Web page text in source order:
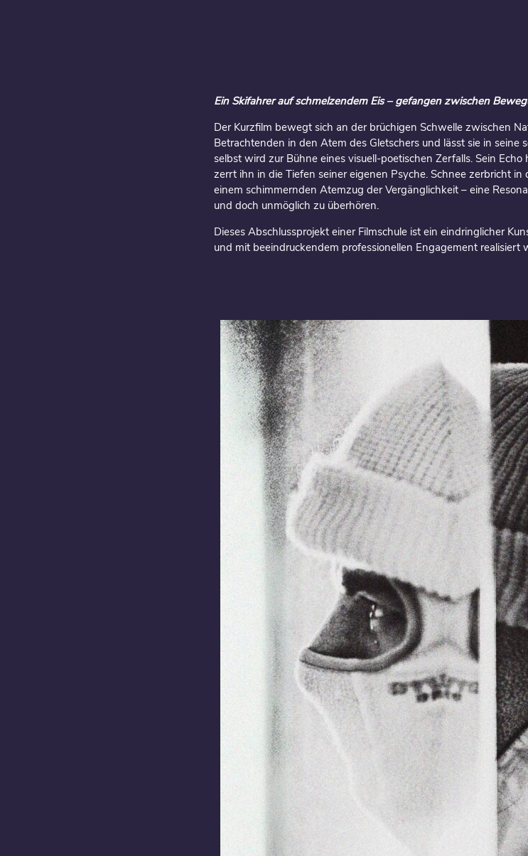
Ein Skifahrer auf schmelzendem Eis – gefangen zwischen
Der Kurzfilm bewegt sich an der brüchigen Schwelle zwischen
Betrachtenden in den Atem des Gletschers und lässt sie in seine
selbst wird zur Bühne eines visuell-poetischen Zerfalls. Sein
zerrt ihn in die Tiefen seiner eigenen Psyche. Schnee zerbricht
einem schimmernden Atemzug der Vergänglichkeit – eine
und doch unmöglich zu überhören.
Dieses Abschlussprojekt einer Filmschule ist ein eindringlicher
und mit beeindruckendem professionellen Engagement realisiert